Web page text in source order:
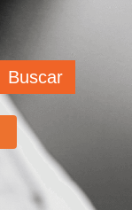
Buscar